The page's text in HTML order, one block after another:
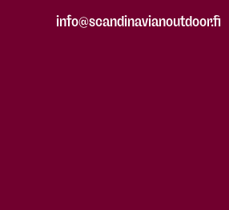
info@scandinavianoutdoor.fi